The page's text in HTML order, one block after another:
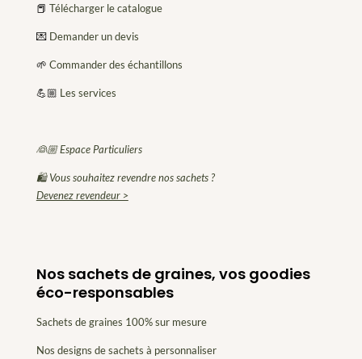
📕 Télécharger le catalogue
💌 Demander un devis
🌱 Commander des échantillons
💪🏼 Les services
👰🏼 Espace Particuliers
🛍 Vous souhaitez revendre nos sachets ?
Devenez revendeur >
Nos sachets de graines, vos goodies
éco-responsables
Sachets de graines 100% sur mesure
Nos designs de sachets à personnaliser